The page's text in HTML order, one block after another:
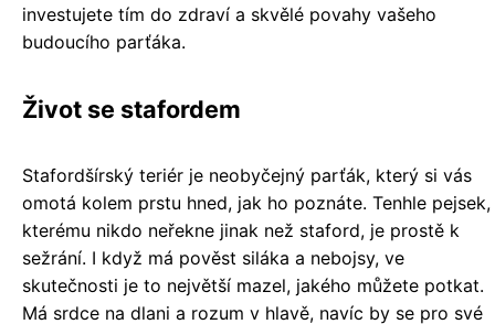
investujete tím do zdraví a skvělé povahy vašeho
budoucího parťáka.
Život se stafordem
Stafordšírský teriér je neobyčejný parťák, který si vás
omotá kolem prstu hned, jak ho poznáte. Tenhle pejsek,
kterému nikdo neřekne jinak než staford, je prostě k
sežrání. I když má pověst siláka a nebojsy, ve
skutečnosti je to největší mazel, jakého můžete potkat.
Má srdce na dlani a rozum v hlavě, navíc by se pro své